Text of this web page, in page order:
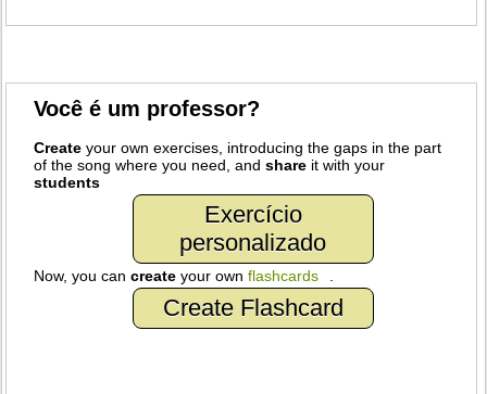
Você é um professor?
Create your own exercises, introducing the gaps in the part
of the song where you need, andshare it with your
students
Exercício
personalizado
Now, you cancreate your ownflashcards
Create Flashcard